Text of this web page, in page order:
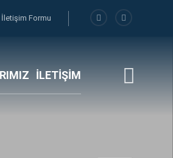
İletişim Formu
İLETİŞİM